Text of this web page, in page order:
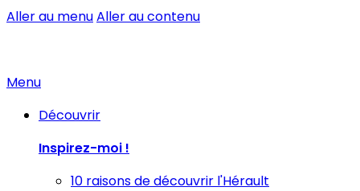
Aller au menuAller au contenu
Menu
Découvrir
Inspirez-moi !
10 raisons de découvrir l'Hérault